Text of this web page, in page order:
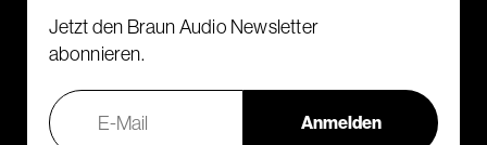
Jetzt den Braun Audio Newsletter
abonnieren.